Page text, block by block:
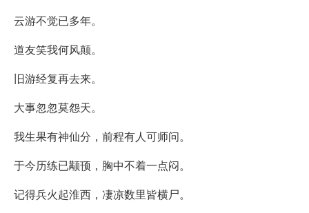
云游不觉已多年。
道友笑我何风颠。
旧游经复再去来。
大事忽忽莫怨天。
我生果有神仙分，前程有人可师问。
于今历练已颟顸，胸中不着一点闷。
记得兵火起淮西，凄凉数里皆横尸。